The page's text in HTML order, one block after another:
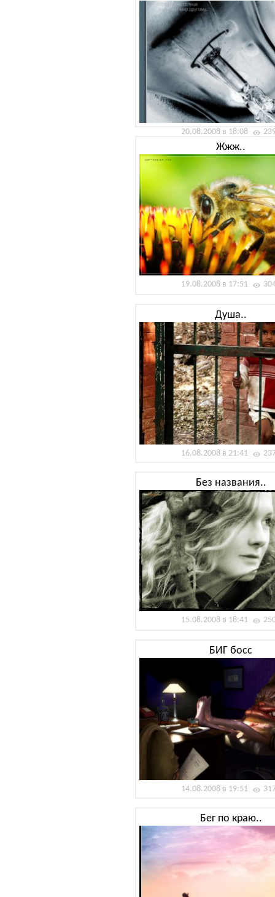
20.08.2008 в 18:08
Жжж..
19.08.2008 в 17:51
Душа..
16.08.2008 в 21:41
Без названия..
15.08.2008 в 18:41
БИГ босс
14.08.2008 в 19:51
Бег по краю..